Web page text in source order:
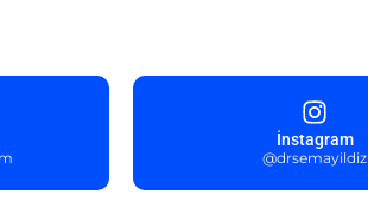
İnstagram
@drsemayildiz